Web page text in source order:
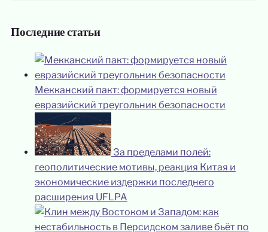
Последние статьи
Мекканский пакт: формируется новый
евразийский треугольник безопасности
За пределами полей:
геополитические мотивы, реакция Китая и
экономические издержки последнего
расширения UFLPA